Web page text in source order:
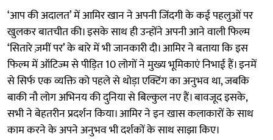
‘आप की अदालत’ में आमिर खान ने अपनी जिंदगी के कई पहलुओं पर
खुलकर बातचीत की। इसके साथ ही उन्होंने अपनी आने वाली फिल्म
‘सितारे ज़मीं पर’ के बारे में भी जानकारी दी। आमिर ने बताया कि इस
फिल्म में ऑटिज्म से पीड़ित 10 लोगों ने मुख्य भूमिकाएं निभाई हैं। इनमें
से सिर्फ एक व्यक्ति को पहले से थोड़ा एक्टिंग का अनुभव था, जबकि
बाकी नौ लोग अभिनय की दुनिया से बिल्कुल नए हैं। बावजूद इसके,
सभी ने बेहतरीन प्रदर्शन किया। आमिर ने इन खास कलाकारों के साथ
काम करने के अपने अनुभव भी दर्शकों के साथ साझा किए।